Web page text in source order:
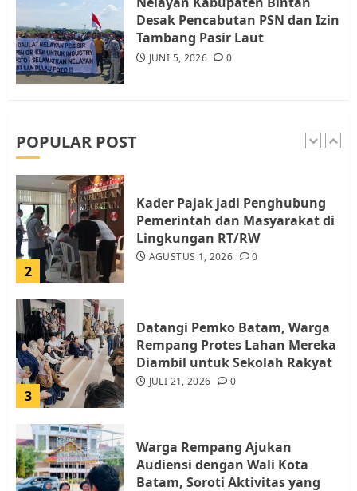
Desak Pencabutan PSN dan Izin
Tambang Pasir Laut
JUNI 5, 2026 0
POPULAR POST
Pemko Batam Tegaskan RT dan
RW bukan Petugas Pendataan
2
Lingkungan RT/RW
AGUSTUS 1, 2026 0
3
Diambil untuk Sekolah Rakyat
JULI 21, 2026 0
4
Batam, Soroti Aktivitas yang
Resahkan Warga
JULI 17, 2026 0